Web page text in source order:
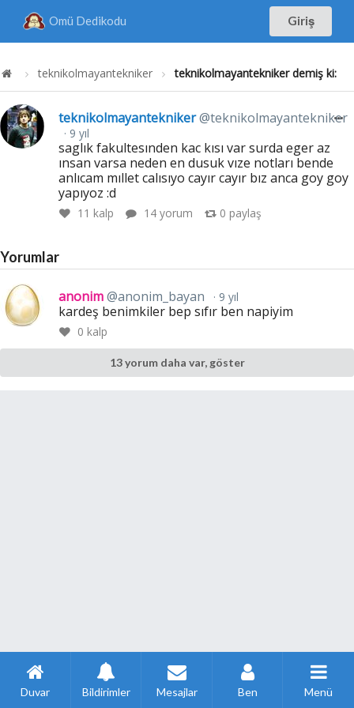
Omü Dedikodu Giriş
teknikolmayantekniker teknikolmayantekniker demiş ki:
teknikolmayantekniker@teknikolmayantekniker
9 yıl
saglık fakultesınden kac kısı var surda eger az
ınsan varsa neden en dusuk vıze notları bende
anlıcam mıllet calısıyo cayır cayır bız anca goy goy
yapıyoz :d
11 kalp 14 yorum 0 paylaş
Yorumlar
anonim@anonim_bayan 9 yıl
kardeş benimkiler bep sıfır ben napiyim
0 kalp
13 yorum daha var, göster
Duvar Bildirimler Mesajlar Ben Menü